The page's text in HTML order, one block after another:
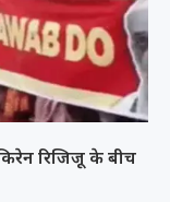
रिजिजू के बीच